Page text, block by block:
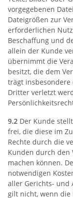
vorgegebenen
Dateigrößen zur
erforderlichen
Beschaffung und
allein der Kunde
übernimmt die
besitzt, die dem
trägt insbesondere
Dritter verletzt
9.2 Der Kunde
frei, die diese im
Rechte durch die
Kunden durch den
machen können.
notwendigen
aller Gerichts- und
gilt nicht, wenn die